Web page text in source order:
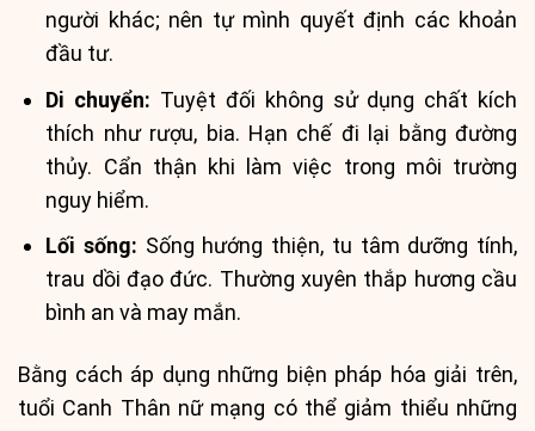
người khác; nên tự mình quyết định các khoản
đầu tư.
Di chuyển: Tuyệt đối không sử dụng chất kích
thích như rượu, bia. Hạn chế đi lại bằng đường
thủy. Cẩn thận khi làm việc trong môi trường
nguy hiểm.
Lối sống: Sống hướng thiện, tu tâm dưỡng tính,
trau dồi đạo đức. Thường xuyên thắp hương cầu
bình an và may mắn.
Bằng cách áp dụng những biện pháp hóa giải trên,
tuổi Canh Thân nữ mạng có thể giảm thiểu những